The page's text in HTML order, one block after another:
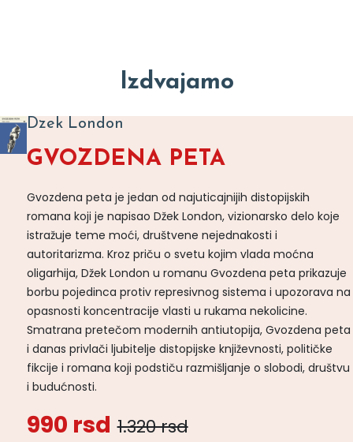
Izdvajamo
Dzek London
GVOZDENA PETA
Gvozdena peta je jedan od najuticajnijih distopijskih
romana koji je napisao Džek London, vizionarsko delo koje
istražuje teme moći, društvene nejednakosti i
autoritarizma. Kroz priču o svetu kojim vlada moćna
oligarhija, Džek London u romanu Gvozdena peta prikazuje
borbu pojedinca protiv represivnog sistema i upozorava na
opasnosti koncentracije vlasti u rukama nekolicine.
Smatrana pretečom modernih antiutopija, Gvozdena peta
i danas privlači ljubitelje distopijske književnosti, političke
fikcije i romana koji podstiču razmišljanje o slobodi, društvu
i budućnosti.
990 rsd 1.320 rsd